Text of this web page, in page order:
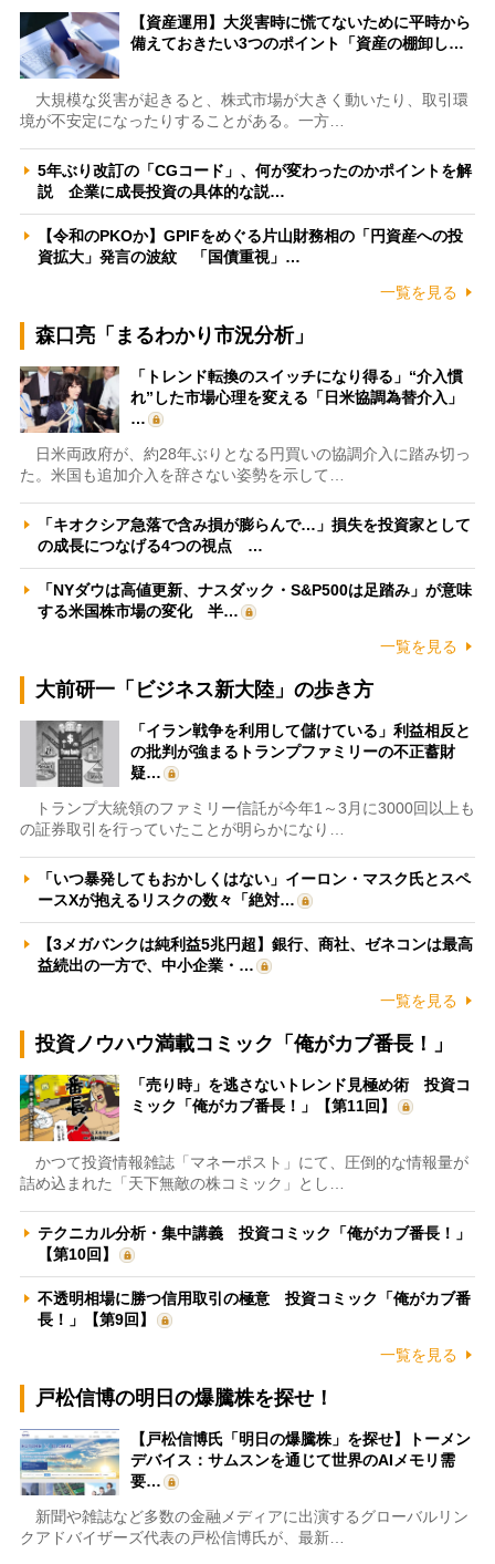
【資産運用】大災害時に慌てないために平時から
備えておきたい3つのポイント「資産の棚卸し…
大規模な災害が起きると、株式市場が大きく動いたり、取引環
境が不安定になったりすることがある。一方…
5年ぶり改訂の「CGコード」、何が変わったのかポイントを解
説 企業に成長投資の具体的な説…
【令和のPKOか】GPIFをめぐる片山財務相の「円資産への投
資拡大」発言の波紋 「国債重視」…
一覧を見る
森口亮「まるわかり市況分析」
「トレンド転換のスイッチになり得る」“介入慣
れ”した市場心理を変える「日米協調為替介入」
…
日米両政府が、約28年ぶりとなる円買いの協調介入に踏み切っ
た。米国も追加介入を辞さない姿勢を示して…
「キオクシア急落で含み損が膨らんで…」損失を投資家として
の成長につなげる4つの視点 …
「NYダウは高値更新、ナスダック・S&P500は足踏み」が意味
する米国株市場の変化 半…
一覧を見る
大前研一「ビジネス新大陸」の歩き方
「イラン戦争を利用して儲けている」利益相反と
の批判が強まるトランプファミリーの不正蓄財
疑…
トランプ大統領のファミリー信託が今年1～3月に3000回以上も
の証券取引を行っていたことが明らかになり…
「いつ暴発してもおかしくはない」イーロン・マスク氏とスペ
ースXが抱えるリスクの数々「絶対…
【3メガバンクは純利益5兆円超】銀行、商社、ゼネコンは最高
益続出の一方で、中小企業・…
一覧を見る
投資ノウハウ満載コミック「俺がカブ番長！」
「売り時」を逃さないトレンド見極め術 投資コ
ミック「俺がカブ番長！」【第11回】
かつて投資情報雑誌「マネーポスト」にて、圧倒的な情報量が
詰め込まれた「天下無敵の株コミック」とし…
テクニカル分析・集中講義 投資コミック「俺がカブ番長！」
【第10回】
不透明相場に勝つ信用取引の極意 投資コミック「俺がカブ番
長！」【第9回】
一覧を見る
戸松信博の明日の爆騰株を探せ！
【戸松信博氏「明日の爆騰株」を探せ】トーメン
デバイス：サムスンを通じて世界のAIメモリ需
要…
新聞や雑誌など多数の金融メディアに出演するグローバルリン
クアドバイザーズ代表の戸松信博氏が、最新…